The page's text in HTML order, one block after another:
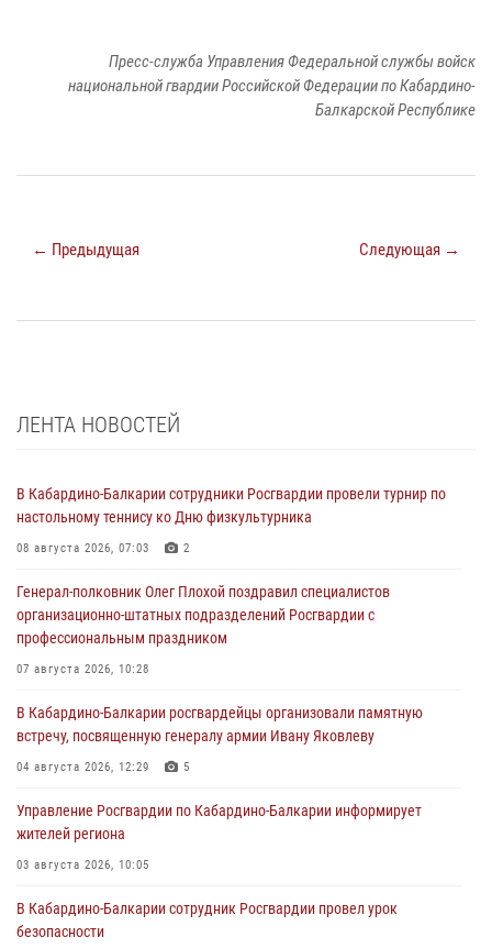
Пресс-служба Управления Федеральной службы войск
национальной гвардии Российской Федерации по Кабардино-
Балкарской Республике
← Предыдущая Следующая →
ЛЕНТА НОВОСТЕЙ
В Кабардино-Балкарии сотрудники Росгвардии провели турнир по
настольному теннису ко Дню физкультурника
08 августа 2026, 07:03 2
Генерал-полковник Олег Плохой поздравил специалистов
организационно-штатных подразделений Росгвардии с
профессиональным праздником
07 августа 2026, 10:28
В Кабардино-Балкарии росгвардейцы организовали памятную
встречу, посвященную генералу армии Ивану Яковлеву
04 августа 2026, 12:29 5
Управление Росгвардии по Кабардино-Балкарии информирует
жителей региона
03 августа 2026, 10:05
В Кабардино‑Балкарии сотрудник Росгвардии провел урок
безопасности